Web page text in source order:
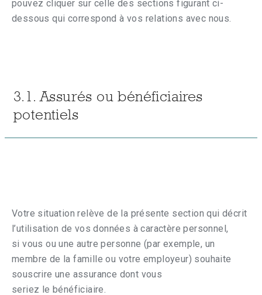
pouvez cliquer sur celle des sections figurant ci-
dessous qui correspond à vos relations avec nous.
3.1. Assurés ou bénéficiaires
potentiels
Votre situation relève de la présente section qui décrit
l’utilisation de vos données à caractère personnel,
si vous ou une autre personne (par exemple, un
membre de la famille ou votre employeur) souhaite
souscrire une assurance dont vous
seriez le bénéficiaire.